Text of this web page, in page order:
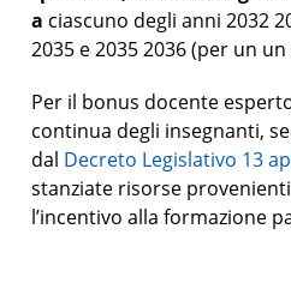
a ciascuno degli anni 2032
2035 e 2035 2036 (per un
Per il bonus docente
continua degli insegnanti,
dal Decreto Legislativo 13
stanziate risorse
l’incentivo alla formazione